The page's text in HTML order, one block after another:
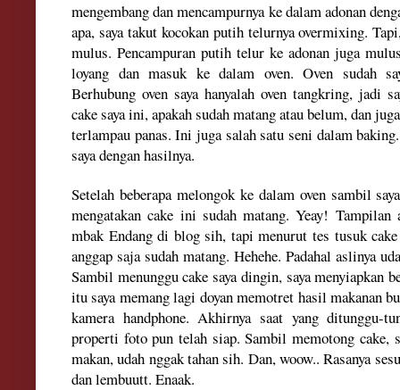
mengembang dan mencampurnya ke dalam adonan
apa, saya takut kocokan putih telurnya overmixing.
mulus. Pencampuran putih telur ke adonan juga
loyang dan masuk ke dalam oven. Oven sudah
Berhubung oven saya hanyalah oven tangkring, jadi
cake saya ini, apakah sudah matang atau belum, dan
terlampau panas. Ini juga salah satu seni dalam
saya dengan hasilnya.
Setelah beberapa melongok ke dalam oven sambil
mengatakan cake ini sudah matang. Yeay! Tampilan
mbak Endang di blog sih, tapi menurut tes tusuk
anggap saja sudah matang. Hehehe. Padahal aslinya
Sambil menunggu cake saya dingin, saya menyiapkan
itu saya memang lagi doyan memotret hasil makanan
kamera handphone. Akhirnya saat yang ditunggu-
properti foto pun telah siap. Sambil memotong cake,
makan, udah nggak tahan sih. Dan, woow.. Rasanya
dan lembuutt. Enaak.